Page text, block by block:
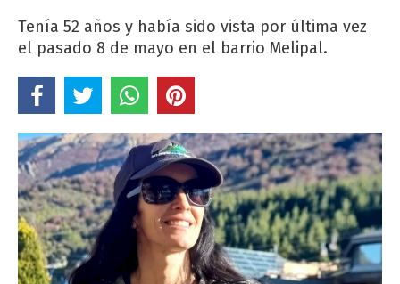
Tenía 52 años y había sido vista por última vez
el pasado 8 de mayo en el barrio Melipal.